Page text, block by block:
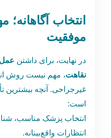
انتخاب
موفقیت
در نهایت، برای داشتن عمل
نقاهت، مهم نیست روش
غیرجراحی. آنچه بیشترین
است:
انتخاب پزشک مناسب،
انتظارات واقع‌بینانه.